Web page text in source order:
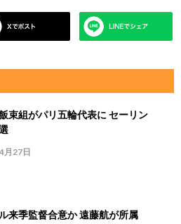
束組がパリ五輪代表に セーリン
月27日
来季監督合意か 遠藤航が所属